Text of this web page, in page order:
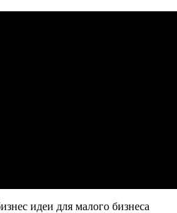
идеи для малого бизнеса